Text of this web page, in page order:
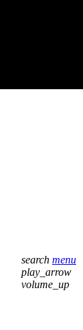
search menu
play_arrow
volume_up